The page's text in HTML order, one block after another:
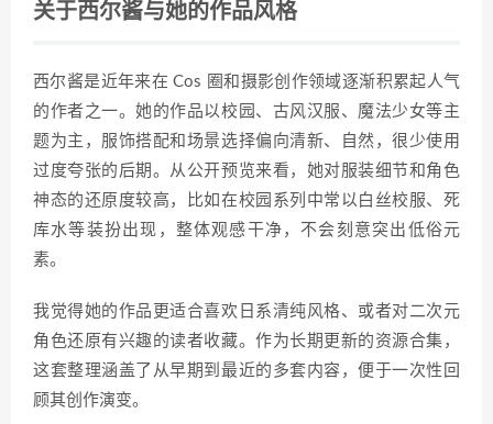
关于西尔酱与她的作品风格
西尔酱是近年来在 Cos 圈和摄影创作领域逐渐积累起人气
的作者之一。她的作品以校园、古风汉服、魔法少女等主
题为主，服饰搭配和场景选择偏向清新、自然，很少使用
过度夸张的后期。从公开预览来看，她对服装细节和角色
神态的还原度较高，比如在校园系列中常以白丝校服、死
库水等装扮出现，整体观感干净，不会刻意突出低俗元
素。
我觉得她的作品更适合喜欢日系清纯风格、或者对二次元
角色还原有兴趣的读者收藏。作为长期更新的资源合集，
这套整理涵盖了从早期到最近的多套内容，便于一次性回
顾其创作演变。